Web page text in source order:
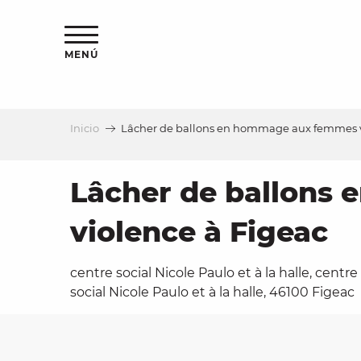
MENÚ
Inicio Lâcher de ballons en hommage aux
Lâcher de ballons
violence à Figeac
centre social Nicole Paulo et à la halle, centre
social Nicole Paulo et à la halle, 46100 Figeac